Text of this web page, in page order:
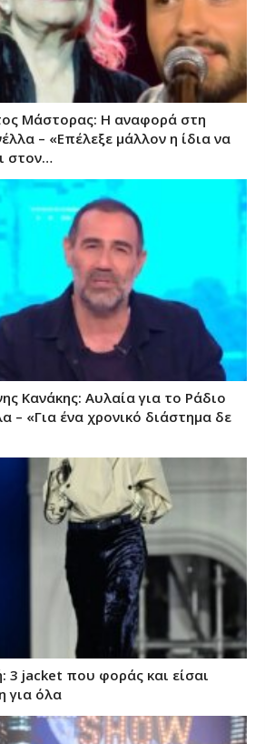
Μάστορας: Η αναφορά στη
– «Επέλεξε μάλλον η ίδια να
στον…
Κανάκης: Αυλαία για το Ράδιο
– «Για ένα χρονικό διάστημα δε
3 jacket που φοράς και είσαι
για όλα